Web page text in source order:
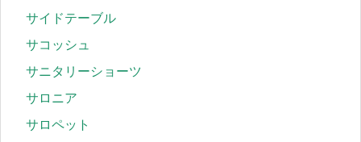
サイドテーブル
サコッシュ
サニタリーショーツ
サロニア
サロペット